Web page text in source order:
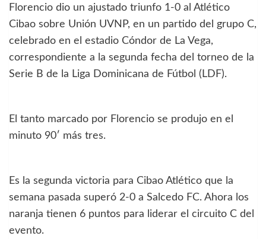
Florencio dio un ajustado triunfo 1-0 al Atlético
Cibao sobre Unión UVNP, en un partido del grupo C,
celebrado en el estadio Cóndor de La Vega,
correspondiente a la segunda fecha del torneo de la
Serie B de la Liga Dominicana de Fútbol (LDF).
El tanto marcado por Florencio se produjo en el
minuto 90′ más tres.
Es la segunda victoria para Cibao Atlético que la
semana pasada superó 2-0 a Salcedo FC. Ahora los
naranja tienen 6 puntos para liderar el circuito C del
evento.